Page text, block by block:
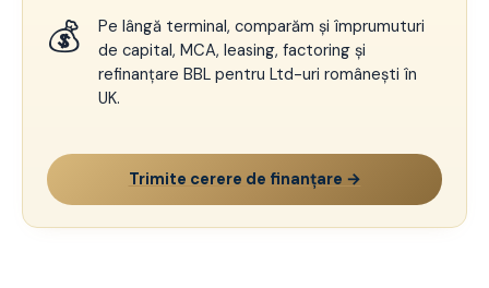
💰
Pe lângă terminal, comparăm și împrumuturi
de capital, MCA, leasing, factoring și
refinanțare BBL pentru Ltd-uri românești în
UK.
Trimite cerere de finanțare →